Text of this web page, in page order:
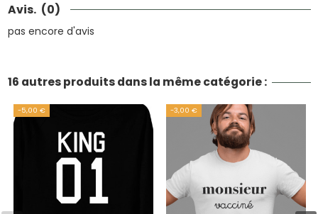
Avis. (0)
pas encore d'avis
16 autres produits dans la même catégorie :
-5,00 € -3,00 €